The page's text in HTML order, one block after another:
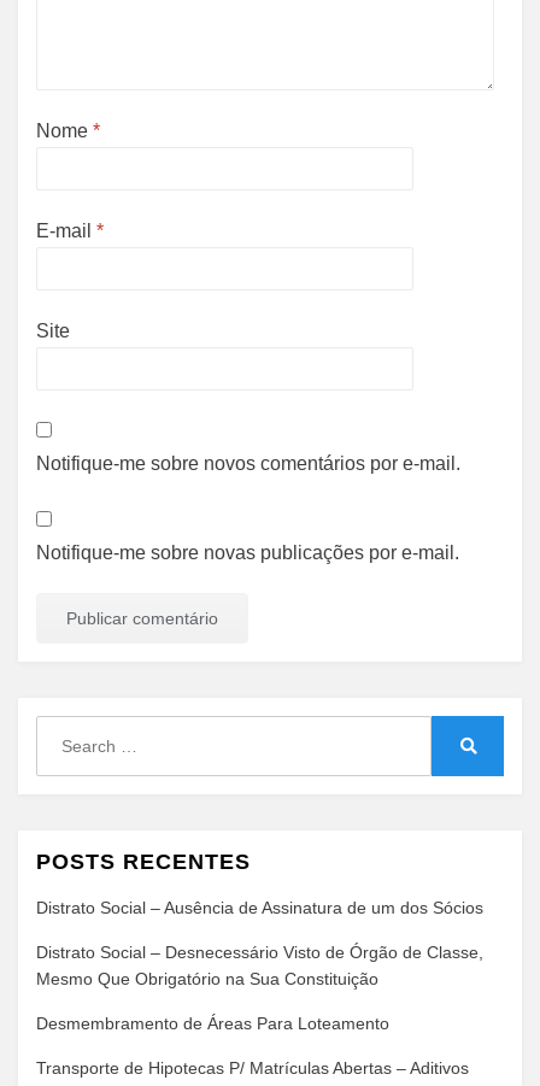
Nome *
E-mail *
Site
Notifique-me sobre novos comentários por e-mail.
Notifique-me sobre novas publicações por e-mail.
POSTS RECENTES
Distrato Social – Ausência de Assinatura de um dos Sócios
Distrato Social – Desnecessário Visto de Órgão de Classe,
Mesmo Que Obrigatório na Sua Constituição
Desmembramento de Áreas Para Loteamento
Transporte de Hipotecas P/ Matrículas Abertas – Aditivos